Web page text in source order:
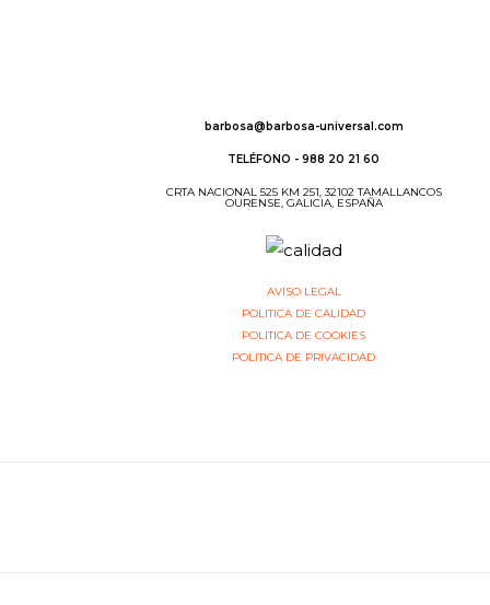
barbosa@barbosa-universal.com
TELÉFONO - 988 20 21 60
CRTA NACIONAL 525 KM 251, 32102 TAMALLANCOS
OURENSE, GALICIA, ESPAÑA
AVISO LEGAL
POLITICA DE CALIDAD
POLITICA DE COOKIES
POLITICA DE PRIVACIDAD